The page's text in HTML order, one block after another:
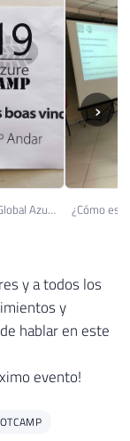
¿Cómo estuvo el Global Azure Bootcamp 2019 - Vitória (9)
›
y a todos los
y
hablar en este
evento!